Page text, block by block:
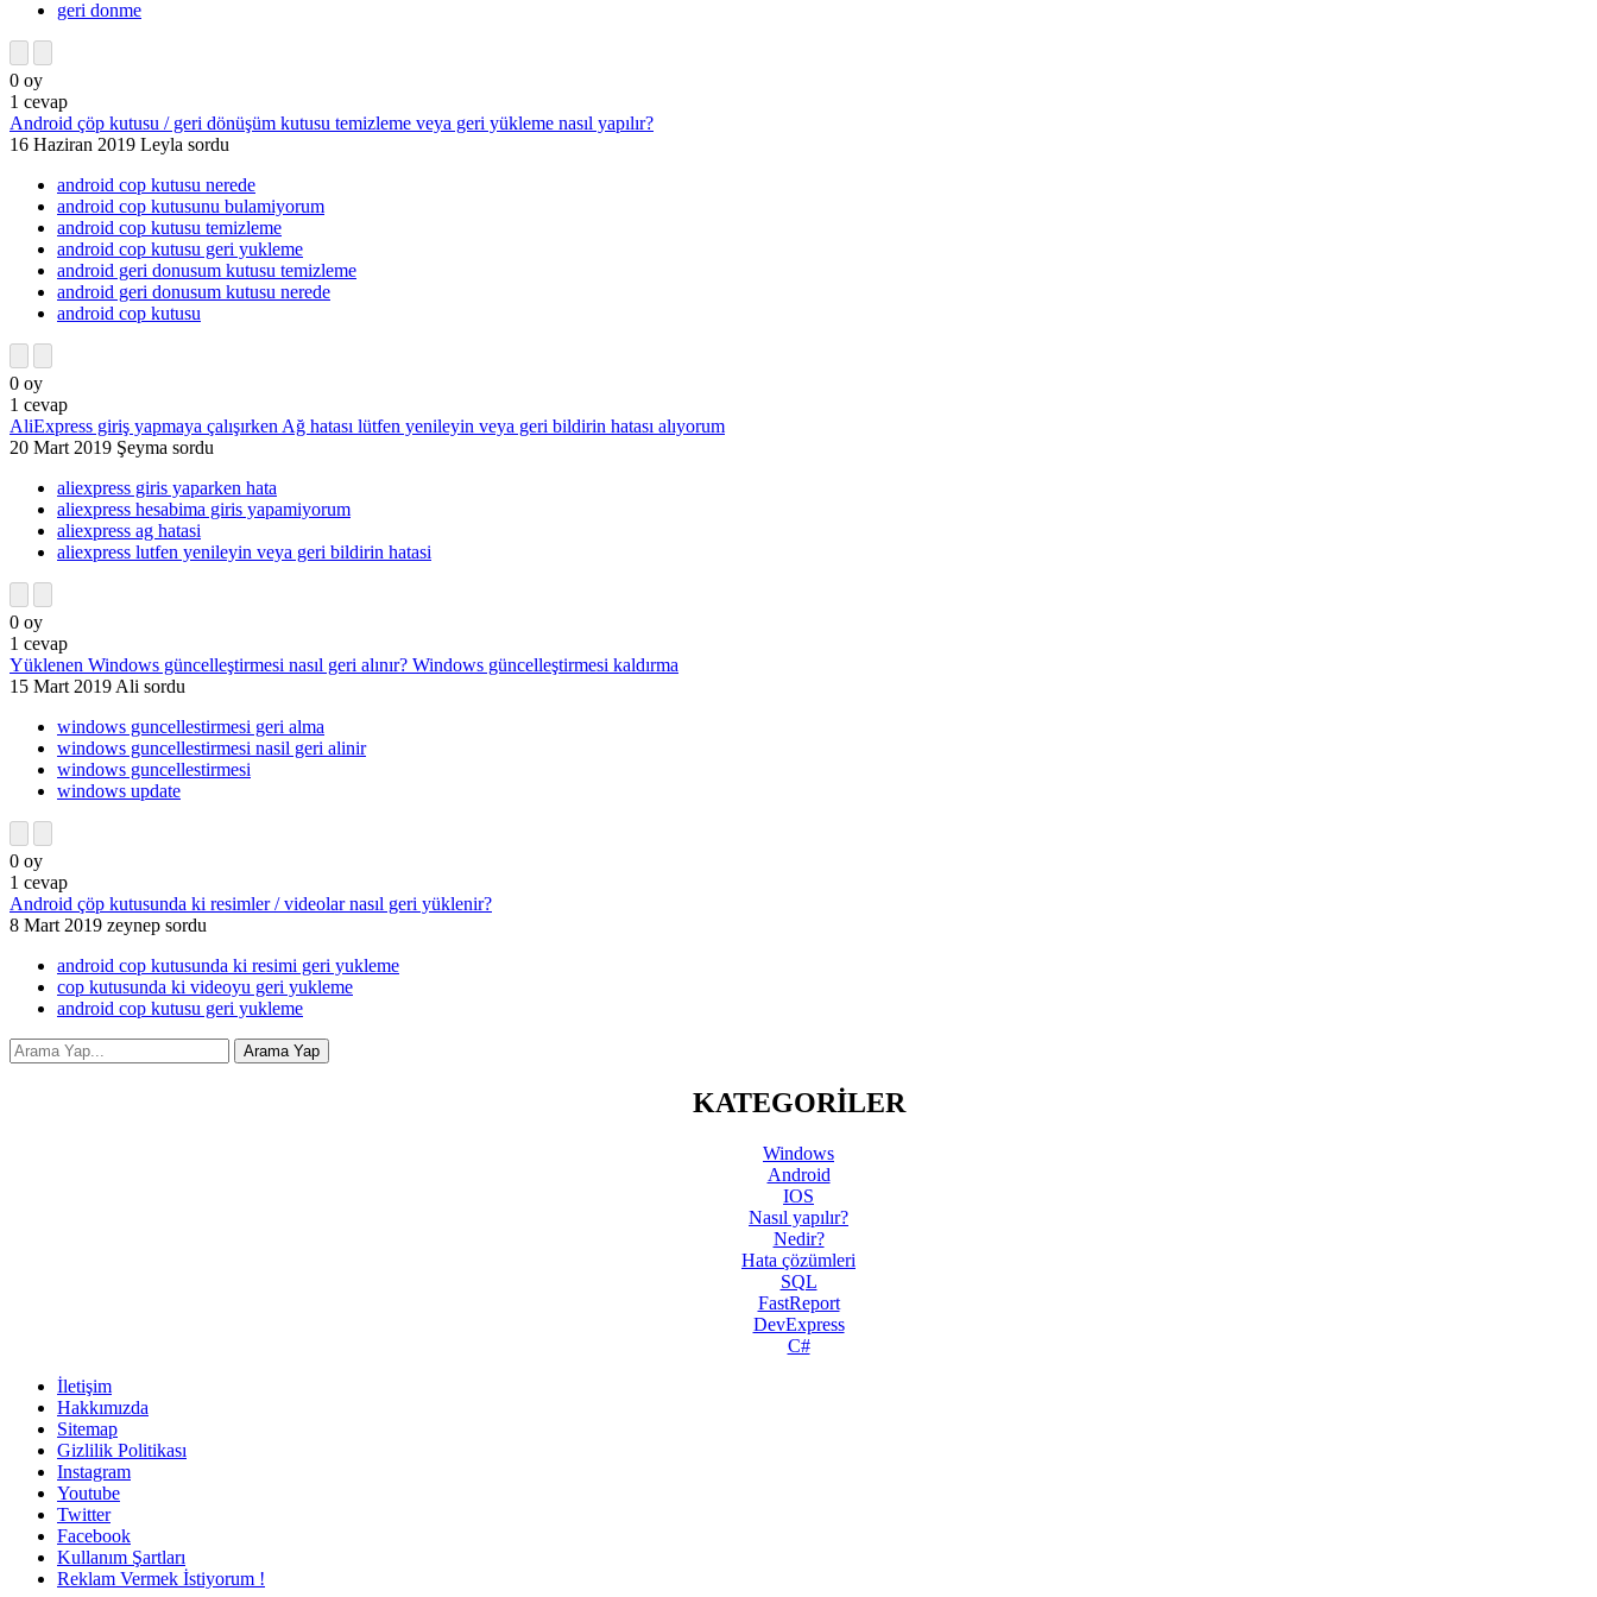
geri donme
0 oy
1 cevap
Android çöp kutusu / geri dönüşüm kutusu temizleme veya geri yükleme nasıl yapılır?
16 Haziran 2019 Leyla sordu
android cop kutusu nerede
android cop kutusunu bulamiyorum
android cop kutusu temizleme
android cop kutusu geri yukleme
android geri donusum kutusu temizleme
android geri donusum kutusu nerede
android cop kutusu
0 oy
1 cevap
AliExpress giriş yapmaya çalışırken Ağ hatası lütfen yenileyin veya geri bildirin hatası alıyorum
20 Mart 2019 Şeyma sordu
aliexpress giris yaparken hata
aliexpress hesabima giris yapamiyorum
aliexpress ag hatasi
aliexpress lutfen yenileyin veya geri bildirin hatasi
0 oy
1 cevap
Yüklenen Windows güncelleştirmesi nasıl geri alınır? Windows güncelleştirmesi kaldırma
15 Mart 2019 Ali sordu
windows guncellestirmesi geri alma
windows guncellestirmesi nasil geri alinir
windows guncellestirmesi
windows update
0 oy
1 cevap
Android çöp kutusunda ki resimler / videolar nasıl geri yüklenir?
8 Mart 2019 zeynep sordu
android cop kutusunda ki resimi geri yukleme
cop kutusunda ki videoyu geri yukleme
android cop kutusu geri yukleme
KATEGORİLER
Windows
Android
IOS
Nasıl yapılır?
Nedir?
Hata çözümleri
SQL
FastReport
DevExpress
C#
İletişim
Hakkımızda
Sitemap
Gizlilik Politikası
Instagram
Youtube
Twitter
Facebook
Kullanım Şartları
Reklam Vermek İstiyorum !